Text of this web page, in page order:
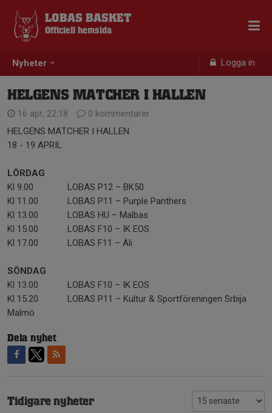
Nyheter Logga in
LOBAS BASKET
Officiell hemsida
HELGENS MATCHER I HALLEN
16 apr, 22:18
0 kommentarer
HELGENS MATCHER I HALLEN
18 - 19 APRIL
LÖRDAG
Kl 9.00 LOBAS P12 – BK50
Kl 11.00 LOBAS P11 – Purple Panthers
Kl 13.00 LOBAS HU – Malbas
Kl 15.00 LOBAS F10 – IK EOS
Kl 17.00 LOBAS F11 – Äli
SÖNDAG
Kl 13.00 LOBAS F10 – IK EOS
Kl 15.20 LOBAS P11 – Kultur & Sportföreningen Srbija
Malmö
Dela nyhet
Tidigare nyheter